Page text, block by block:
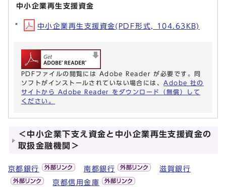
中小企業再生支援資金
中小企業再生支援資金(PDF形式, 104.63KB)
PDFファイルの閲覧には Adobe Reader が必要です。同
ソフトがインストールされていない場合には、 Adobe 社の
サイトから Adobe Reader をダウンロード（無償）して
ください。
＜中小企業下支え資金と中小企業再生支援資金の
取扱金融機関＞
京都銀行 南都銀行
滋賀銀行
京都信用金庫